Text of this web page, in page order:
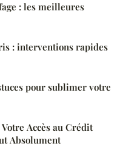
: les meilleures
: interventions rapides
pour sublimer votre
Accès au Crédit
Absolument